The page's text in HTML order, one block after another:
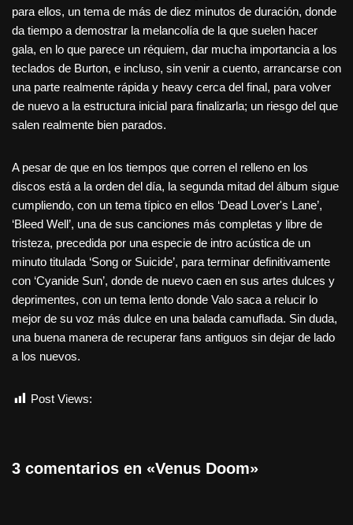
para ellos, un tema de más de diez minutos de duración, donde
da tiempo a demostrar la melancolía de la que suelen hacer
gala, en lo que parece un réquiem, dar mucha importancia a los
teclados de Burton, e incluso, sin venir a cuento, arrancarse con
una parte realmente rápida y heavy cerca del final, para volver
de nuevo a la estructura inicial para finalizarla; un riesgo del que
salen realmente bien parados.
A pesar de que en los tiempos que corren el relleno en los
discos está a la orden del día, la segunda mitad del álbum sigue
cumpliendo, con un tema típico en ellos ‘Dead Lover's Lane’,
‘Bleed Well’, una de sus canciones más completas y libre de
tristeza, precedida por una especie de intro acústica de un
minuto titulada ‘Song or Suicide’, para terminar definitivamente
con ‘Cyanide Sun’, donde de nuevo caen en sus artes dulces y
deprimentes, con un tema lento donde Valo saca a relucir lo
mejor de su voz más dulce en una balada camuflada. Sin duda,
una buena manera de recuperar fans antiguos sin dejar de lado
a los nuevos.
Post Views:
3 comentarios en «Venus Doom»